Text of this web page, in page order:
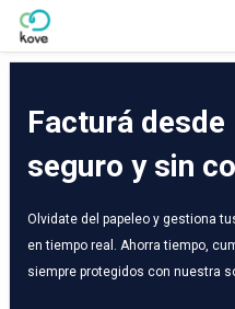
Skip to Main Content
Facturá desde
seguro y sin
Olvidate del papeleo y gestiona
en tiempo real. Ahorra tiempo,
siempre protegidos con nuestra